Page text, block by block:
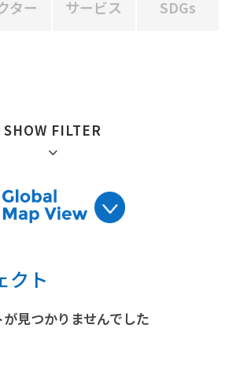
ター サービス SDGs
SHOW FILTER
クト
見つかりませんでした